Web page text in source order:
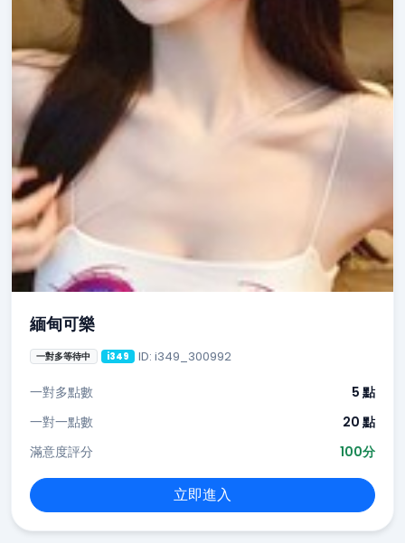
緬甸可樂
一對多等待中 i349 ID: i349_300992
一對多點數
5 點
一對一點數
20 點
滿意度評分
100分
立即進入